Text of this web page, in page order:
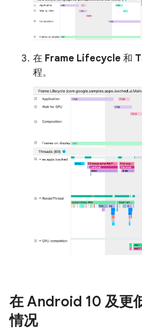
在 Frame Lifecycle 和
程。
在 Android 10 及更
情况